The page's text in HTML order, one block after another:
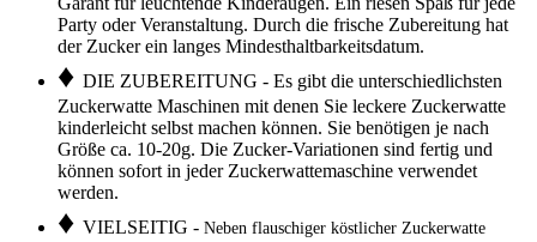
Party oder Veranstaltung. Durch die frische Zubereitung hat
der Zucker ein langes Mindesthaltbarkeitsdatum.
♦ DIE ZUBEREITUNG - Es gibt die unterschiedlichsten
Zuckerwatte Maschinen mit denen Sie leckere Zuckerwatte
kinderleicht selbst machen können. Sie benötigen je nach
Größe ca. 10-20g. Die Zucker-Variationen sind fertig und
können sofort in jeder Zuckerwattemaschine verwendet
werden.
♦ VIELSEITIG - Neben flauschiger köstlicher Zuckerwatte